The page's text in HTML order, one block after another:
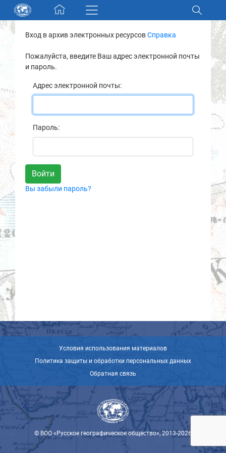
Skip navigation
Разделы и коллекции
Электронный каталог
Новости
О нас
Контакты
Партнеры
Вход в архив электронных ресурсовСправка
Пожалуйста, введите Ваш адрес электронной почты
и пароль.
Адрес электронной почты:
Пароль:
Вы забыли пароль?
Условия использования материалов
Политика защиты и обработки персональных данных
Обратная связь
© ВОО «Русское географическое общество», 2013-2026